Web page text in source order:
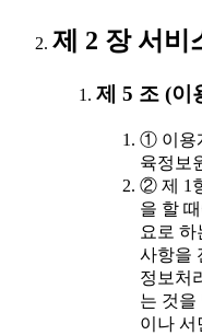
제 2 장 서비
제 5 조 (이
① 이용
육정보
② 제 1
을 할
요로 하
사항을
정보처
는 것을
이나 서